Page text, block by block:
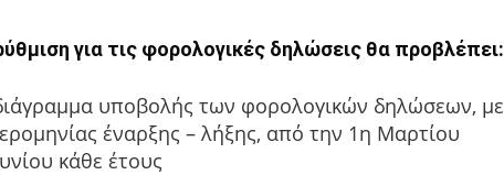
για τις φορολογικές δηλώσεις θα προβλέπει:
υποβολής των φορολογικών δηλώσεων, με
έναρξης – λήξης, από την 1η Μαρτίου
κάθε έτους